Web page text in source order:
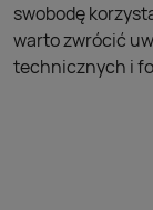
swobodę
warto zwrócić
technicznych i